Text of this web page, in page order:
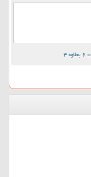
= ۶ بعلاوه ۳